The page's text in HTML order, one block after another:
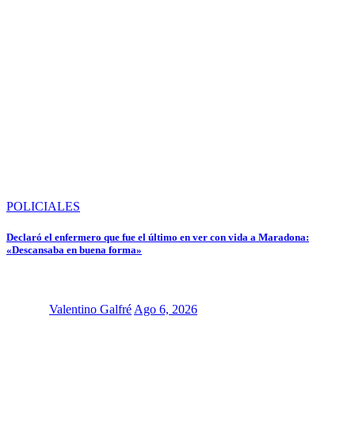
POLICIALES
Declaró el enfermero que fue el último en ver con vida a Maradona:
«Descansaba en buena forma»
Valentino Galfré Ago 6, 2026